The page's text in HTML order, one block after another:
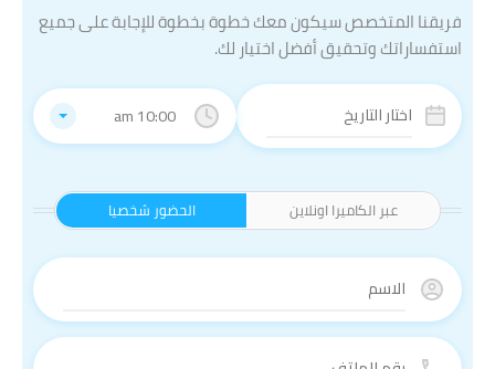
10:00 am
الحضور شخصيا عبر الكاميرا اونلاين
فريقنا المتخصص سيكون معك خطوة بخطوة للإجابة على جميع
استفساراتك وتحقيق أفضل اختيار لك.